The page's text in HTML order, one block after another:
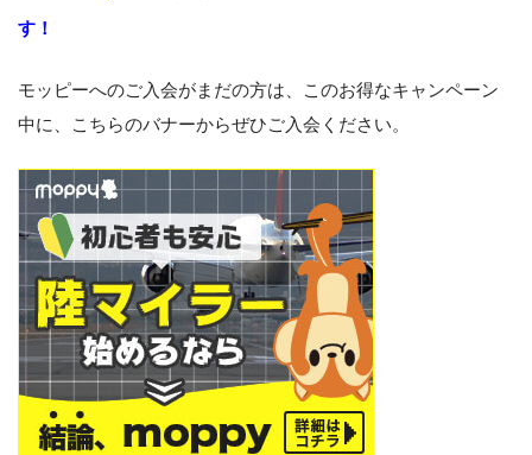
す！
モッピーへのご入会がまだの方は、このお得なキャンペーン
中に、こちらのバナーからぜひご入会ください。